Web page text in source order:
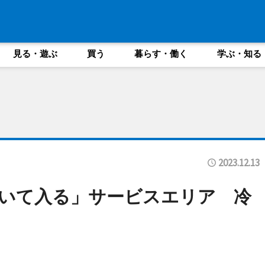
見る・遊ぶ 買う 暮らす・働く 学ぶ・知る
2023.12.13
て入る」サービスエリア 冷